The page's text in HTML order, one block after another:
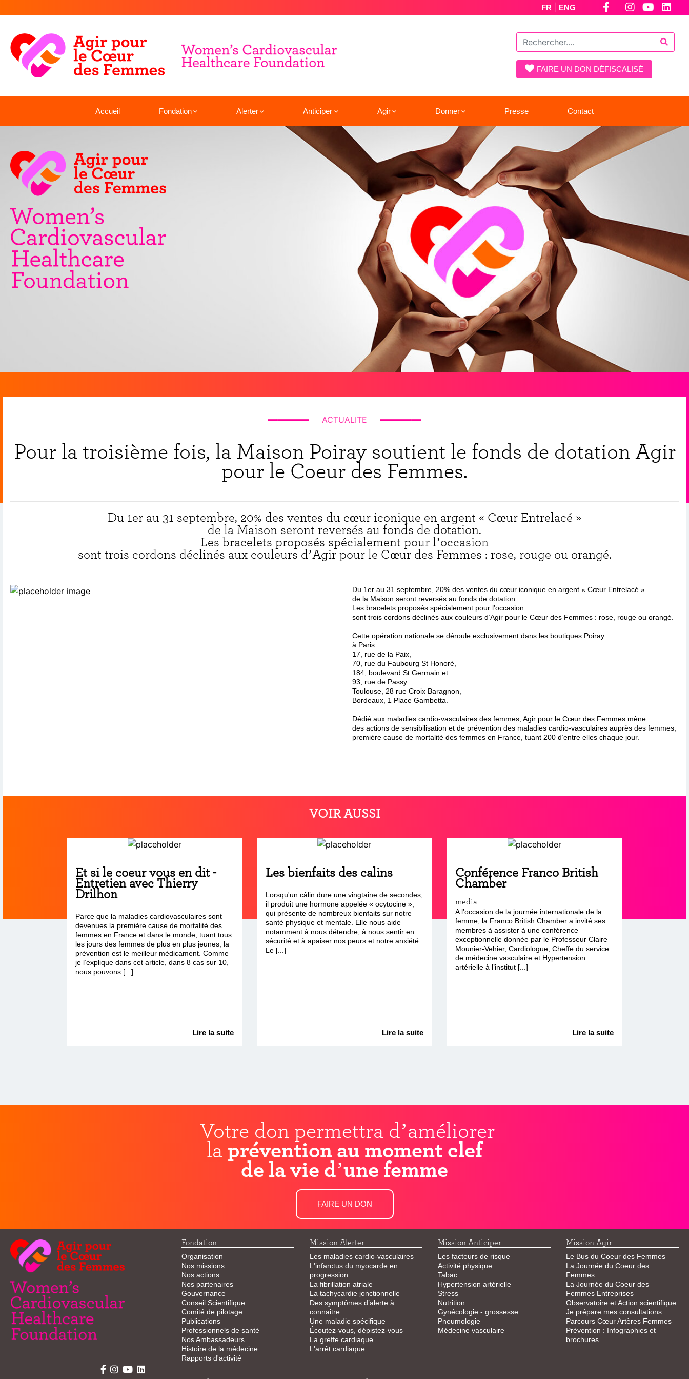
FR ENG
FAIRE UN DON DÉFISCALISÉ
Accueil Fondation Alerter Anticiper Agir Donner Presse Contact
ACTUALITE
Pour la troisième fois, la Maison Poiray soutient le fonds de dotation Agir
pour le Coeur des Femmes.
Du 1er au 31 septembre, 20% des ventes du cœur iconique en argent « Cœur Entrelacé »
de la Maison seront reversés au fonds de dotation.
Les bracelets proposés spécialement pour l’occasion
sont trois cordons déclinés aux couleurs d’Agir pour le Cœur des Femmes : rose, rouge ou orangé.
Du 1er au 31 septembre, 20% des ventes du cœur iconique en argent « Cœur Entrelacé »
de la Maison seront reversés au fonds de dotation.
Les bracelets proposés spécialement pour l’occasion
sont trois cordons déclinés aux couleurs d’Agir pour le Cœur des Femmes : rose, rouge ou orangé.
Cette opération nationale se déroule exclusivement dans les boutiques Poiray
à Paris :
17, rue de la Paix,
70, rue du Faubourg St Honoré,
184, boulevard St Germain et
93, rue de Passy
Toulouse, 28 rue Croix Baragnon,
Bordeaux, 1 Place Gambetta.
Dédié aux maladies cardio-vasculaires des femmes, Agir pour le Cœur des Femmes mène
des actions de sensibilisation et de prévention des maladies cardio-vasculaires auprès des femmes,
première cause de mortalité des femmes en France, tuant 200 d’entre elles chaque jour.
VOIR AUSSI
Et si le coeur vous en dit -
Entretien avec Thierry
Drilhon
Parce que la maladies cardiovasculaires sont
devenues la première cause de mortalité des
femmes en France et dans le monde, tuant tous
les jours des femmes de plus en plus jeunes, la
prévention est le meilleur médicament. Comme
je l’explique dans cet article, dans 8 cas sur 10,
nous pouvons [...]
Lire la suite
Les bienfaits des calins
Lorsqu'un câlin dure une vingtaine de secondes,
il produit une hormone appelée « ocytocine »,
qui présente de nombreux bienfaits sur notre
santé physique et mentale. Elle nous aide
notamment à nous détendre, à nous sentir en
sécurité et à apaiser nos peurs et notre anxiété.
Le [...]
Lire la suite
Conférence Franco British
Chamber
media
A l’occasion de la journée internationale de la
femme, la Franco British Chamber a invité ses
membres à assister à une conférence
exceptionnelle donnée par le Professeur Claire
Mounier-Vehier, Cardiologue, Cheffe du service
de médecine vasculaire et Hypertension
artérielle à l’institut [...]
Lire la suite
Votre don permettra d’améliorer
la prévention au moment clef
de la vie d’une femme
FAIRE UN DON
Fondation
Organisation
Nos missions
Nos actions
Nos partenaires
Gouvernance
Conseil Scientifique
Comité de pilotage
Publications
Professionnels de santé
Nos Ambassadeurs
Histoire de la médecine
Rapports d'activité
Mission Alerter
Les maladies cardio-vasculaires
L'infarctus du myocarde en
progression
La fibrillation atriale
La tachycardie jonctionnelle
Des symptômes d’alerte à
connaitre
Une maladie spécifique
Écoutez-vous, dépistez-vous
La greffe cardiaque
L'arrêt cardiaque
Mission Anticiper
Les facteurs de risque
Activité physique
Tabac
Hypertension artérielle
Stress
Nutrition
Gynécologie - grossesse
Pneumologie
Médecine vasculaire
Mission Agir
Le Bus du Coeur des Femmes
La Journée du Coeur des
Femmes
La Journée du Coeur des
Femmes Entreprises
Observatoire et Action scientifique
Je prépare mes consultations
Parcours Cœur Artères Femmes
Prévention : Infographies et
brochures